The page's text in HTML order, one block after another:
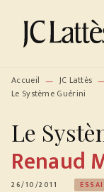
MENU
PIED DE PAGE
Accueil — JC Lattès
Le Système Guérini
Le
Renaud
26/10/2011